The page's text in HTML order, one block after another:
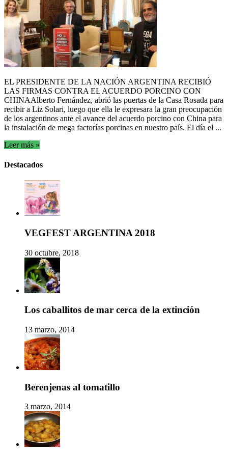
EL PRESIDENTE DE LA NACIÓN ARGENTINA RECIBIÓ
LAS FIRMAS CONTRA EL ACUERDO PORCINO CON
CHINAAlberto Fernández, abrió las puertas de la Casa Rosada para
recibir a Liz Solari, luego que ella le expresara la gran preocupación
de los argentinos ante el avance del acuerdo porcino con China para
la instalación de mega factorías porcinas en nuestro país. El día el ...
Leer más »
Destacados
VEGFEST ARGENTINA 2018
30 octubre, 2018
Los caballitos de mar cerca de la extinción
13 marzo, 2014
Berenjenas al tomatillo
3 marzo, 2014